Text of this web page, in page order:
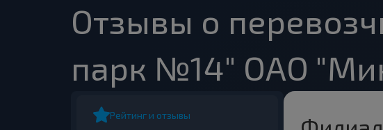
Отзывы о
парк №14" ОАО
Рейтинг и отзывы